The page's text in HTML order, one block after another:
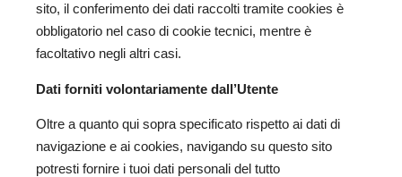
sito, il conferimento dei dati raccolti tramite cookies è
obbligatorio nel caso di cookie tecnici, mentre è
facoltativo negli altri casi.
Dati forniti volontariamente dall’Utente
Oltre a quanto qui sopra specificato rispetto ai dati di
navigazione e ai cookies, navigando su questo sito
potresti fornire i tuoi dati personali del tutto